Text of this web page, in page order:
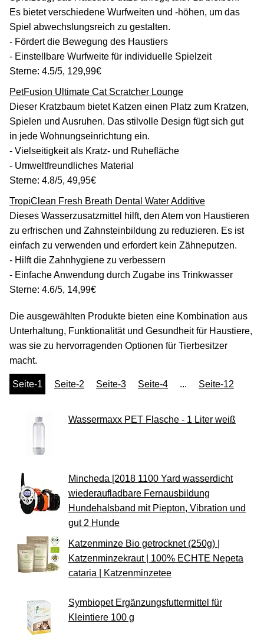
Es bietet verschiedene Wurfweiten und -höhen, um das
Spiel abwechslungsreich zu gestalten.
- Fördert die Bewegung des Haustiers
- Einstellbare Wurfweite für individuelle Spielzeit
Sterne: 4.5/5, 129,99€
PetFusion Ultimate Cat Scratcher Lounge
Dieser Kratzbaum bietet Katzen einen Platz zum Kratzen,
Spielen und Ausruhen. Das stilvolle Design fügt sich gut
in jede Wohnungseinrichtung ein.
- Vielseitigkeit als Kratz- und Ruhefläche
- Umweltfreundliches Material
Sterne: 4.8/5, 49,95€
TropiClean Fresh Breath Dental Water Additive
Dieses Wasserzusatzmittel hilft, den Atem von Haustieren
zu erfrischen und Zahnsteinbildung zu reduzieren. Es ist
einfach zu verwenden und erfordert kein Zähneputzen.
- Hilft die Zahnhygiene zu verbessern
- Einfache Anwendung durch Zugabe ins Trinkwasser
Sterne: 4.6/5, 14,99€
Die ausgewählten Produkte bieten eine Kombination aus
Unterhaltung, Funktionalität und Gesundheit für Haustiere,
was sie zu hervorragenden Optionen für Tierbesitzer
macht.
Seite-1 Seite-2 Seite-3 Seite-4 ... Seite-12
Wassermaxx PET Flasche - 1 Liter weiß
Mincheda [2018 1100 Yard wasserdicht
wiederaufladbare Fernausbildung
Hundehalsband mit Piepton, Vibration und
gut 2 Hunde
Katzenminze Bio getrocknet (250g) |
Katzenminzekraut | 100% ECHTE Nepeta
cataria | Katzenminzetee
Symbiopet Ergänzungsfuttermittel für
Kleintiere 100 g